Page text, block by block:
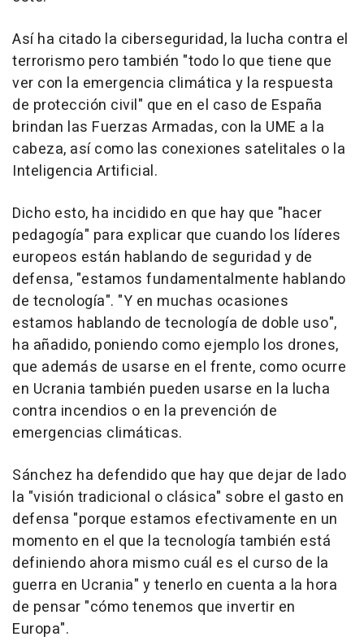
Así ha citado la ciberseguridad, la lucha contra el
terrorismo pero también "todo lo que tiene que
ver con la emergencia climática y la respuesta
de protección civil" que en el caso de España
brindan las Fuerzas Armadas, con la UME a la
cabeza, así como las conexiones satelitales o la
Inteligencia Artificial.
Dicho esto, ha incidido en que hay que "hacer
pedagogía" para explicar que cuando los líderes
europeos están hablando de seguridad y de
defensa, "estamos fundamentalmente hablando
de tecnología". "Y en muchas ocasiones
estamos hablando de tecnología de doble uso",
ha añadido, poniendo como ejemplo los drones,
que además de usarse en el frente, como ocurre
en Ucrania también pueden usarse en la lucha
contra incendios o en la prevención de
emergencias climáticas.
Sánchez ha defendido que hay que dejar de lado
la "visión tradicional o clásica" sobre el gasto en
defensa "porque estamos efectivamente en un
momento en el que la tecnología también está
definiendo ahora mismo cuál es el curso de la
guerra en Ucrania" y tenerlo en cuenta a la hora
de pensar "cómo tenemos que invertir en
Europa".